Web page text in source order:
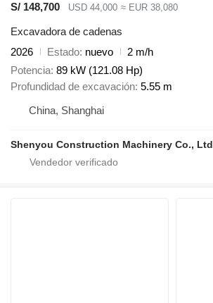
S/ 148,700
USD 44,000 ≈ EUR 38,080
Excavadora de cadenas
2026
Estado nuevo
2 m/h
Potencia 89 kW (121.08 Hp)
Profundidad de excavación 5.55 m
China, Shanghai
Shenyou Construction Machinery Co., Ltd